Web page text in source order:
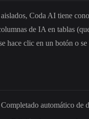
Coda AI tiene
de IA en tablas
hace clic en un botón o
Completado automático de